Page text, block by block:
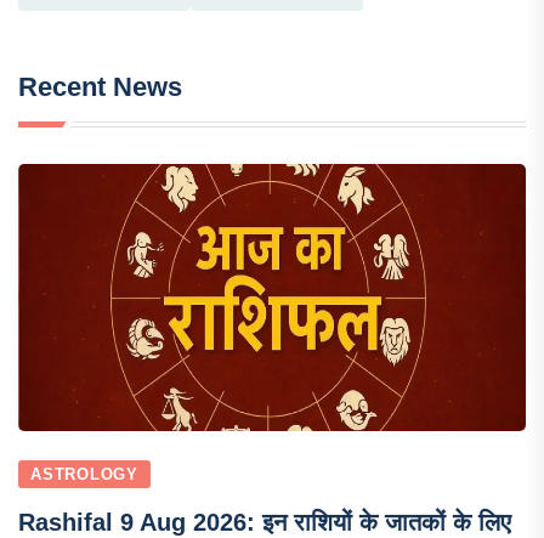
Recent News
ASTROLOGY
Rashifal 9 Aug 2026: इन राशियों के जातकों के लिए